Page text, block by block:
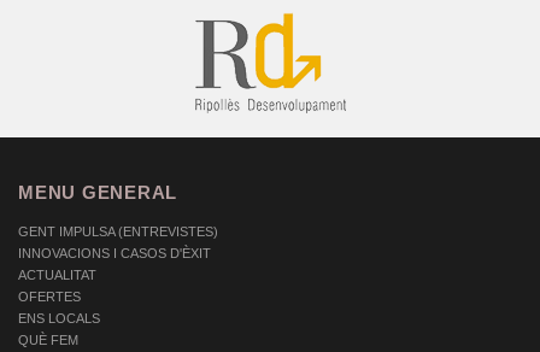
MENU GENERAL
GENT IMPULSA (ENTREVISTES)
INNOVACIONS I CASOS D'ÈXIT
ACTUALITAT
OFERTES
ENS LOCALS
QUÈ FEM